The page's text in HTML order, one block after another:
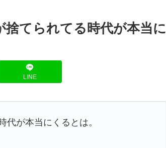
てられてる時代が本当に
LINE
が本当にくるとは。